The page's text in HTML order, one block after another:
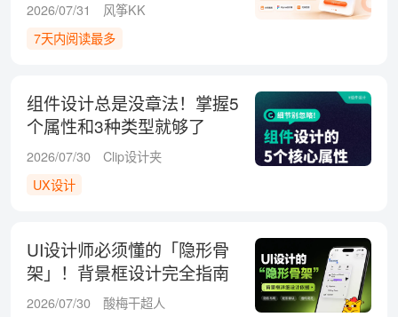
2026/07/31
风筝KK
7天内阅读最多
组件设计总是没章法！掌握5
个属性和3种类型就够了
2026/07/30
Clip设计夹
UX设计
UI设计师必须懂的「隐形骨
架」！背景框设计完全指南
2026/07/30 酸梅干超人